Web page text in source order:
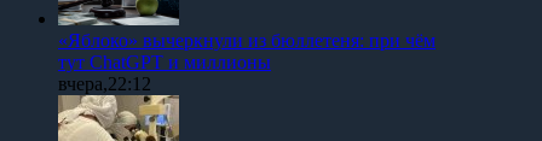
«Яблоко» вычеркнули из бюллетеня: при чём
тут ChatGPT и миллионы
вчера,22:12